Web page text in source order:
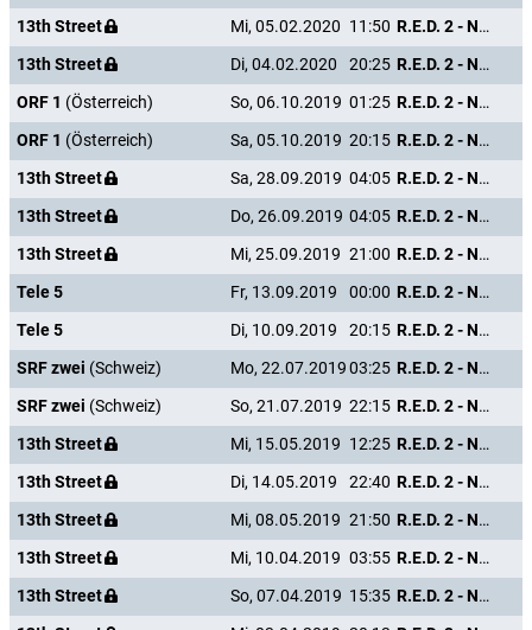
13th Street
Mi, 05.02.2020 11:50
R.E.D. 2 - Noch Älter. Härter. Besser.
13th Street
Di, 04.02.2020 20:25
R.E.D. 2 - Noch Älter. Härter. Besser.
ORF 1 (Österreich) So, 06.10.2019 01:25
R.E.D. 2 - Noch Älter. Härter. Besser.
ORF 1 (Österreich) Sa, 05.10.2019 20:15
R.E.D. 2 - Noch Älter. Härter. Besser.
13th Street
Sa, 28.09.2019 04:05
R.E.D. 2 - Noch Älter. Härter. Besser.
13th Street
Do, 26.09.2019 04:05
R.E.D. 2 - Noch Älter. Härter. Besser.
13th Street
Mi, 25.09.2019 21:00
R.E.D. 2 - Noch Älter. Härter. Besser.
Tele 5
Fr, 13.09.2019 00:00
R.E.D. 2 - Noch Älter. Härter. Besser.
Tele 5
Di, 10.09.2019 20:15
R.E.D. 2 - Noch Älter. Härter. Besser.
SRF zwei (Schweiz) Mo, 22.07.201903:25
R.E.D. 2 - Noch Älter. Härter. Besser.
SRF zwei (Schweiz) So, 21.07.2019 22:15
R.E.D. 2 - Noch Älter. Härter. Besser.
13th Street
Mi, 15.05.2019 12:25
R.E.D. 2 - Noch Älter. Härter. Besser.
13th Street
Di, 14.05.2019 22:40
R.E.D. 2 - Noch Älter. Härter. Besser.
13th Street
Mi, 08.05.2019 21:50
R.E.D. 2 - Noch Älter. Härter. Besser.
13th Street
Mi, 10.04.2019 03:55
R.E.D. 2 - Noch Älter. Härter. Besser.
13th Street
So, 07.04.2019 15:35
R.E.D. 2 - Noch Älter. Härter. Besser.